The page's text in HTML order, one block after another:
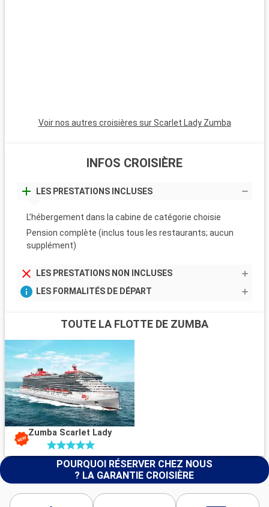
Voir nos autres croisières sur Scarlet Lady Zumba
INFOS CROISIÈRE
LES PRESTATIONS INCLUSES
L’hébergement dans la cabine de catégorie choisie
Pension complète (inclus tous les restaurants; aucun
supplément)
LES PRESTATIONS NON INCLUSES
LES FORMALITÉS DE DÉPART
TOUTE LA FLOTTE DE ZUMBA
Zumba Scarlet Lady
POURQUOI RÉSERVER CHEZ NOUS
? LA GARANTIE CROISIÈRE